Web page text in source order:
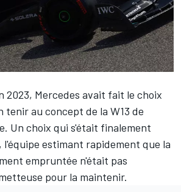
2023, Mercedes avait fait le choix
tenir au concept de la W13 de
Un choix qui s'était finalement
l'équipe estimant rapidement que la
empruntée n'était pas
pour la maintenir.